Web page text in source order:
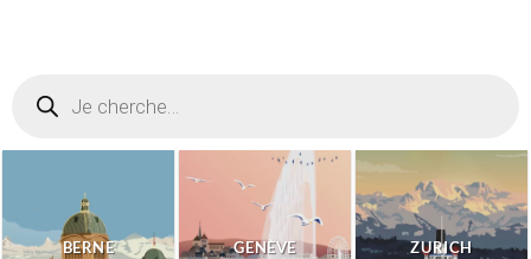
produits
BERNE GENÈVE ZURICH